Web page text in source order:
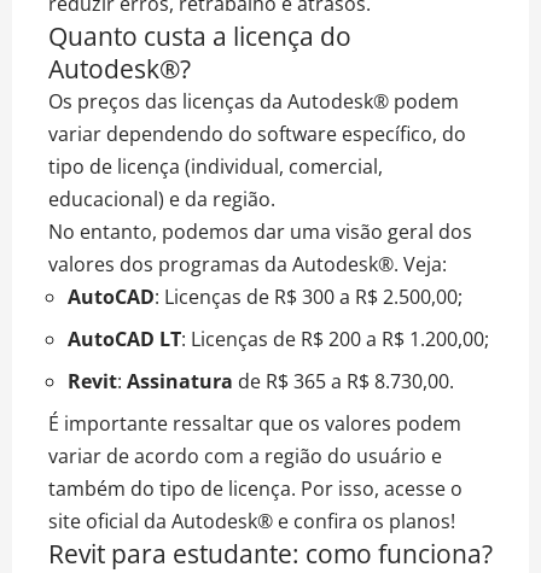
Quanto custa a licença do
Autodesk®?
Os preços das licenças da Autodesk® podem
variar dependendo do software específico, do
tipo de licença (individual, comercial,
educacional) e da região.
No entanto, podemos dar uma visão geral dos
valores dos programas da Autodesk®. Veja:
AutoCAD: Licenças de R$ 300 a R$ 2.500,00;
AutoCAD LT: Licenças de R$ 200 a R$ 1.200,00;
Revit: Assinatura de R$ 365 a R$ 8.730,00.
É importante ressaltar que os valores podem
variar de acordo com a região do usuário e
também do tipo de licença. Por isso, acesse o
site oficial da Autodesk® e confira os planos!
Revit para estudante: como funciona?